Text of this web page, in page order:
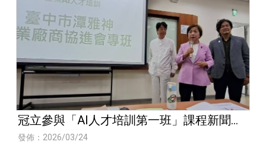
冠立參與「AI人才培訓第一班」課程新聞稿
出來了！！
發佈：2026/03/24